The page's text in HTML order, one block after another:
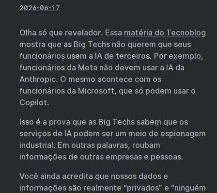
2026-06-17
Olha só que revelador. Essa matéria do Tecnoblog
mostra que as Big Techs não querem que seus
funcionários usem a IA de terceiros. Por exemplo,
funcionários da Meta não devem usar a IA da
Anthropic. O mesmo acontece com os
funcionários da Microsoft, que só podem usar o
Copilot.
Isso é a prova que as Big Techs sabem que os
serviços de IA podem ser um meio de espionagem
industrial. Em outras palavras, roubam
informações de outras empresas e pessoas.
Você ainda acredita que nossos dados e
informações são realmente “privados” e “ninguém